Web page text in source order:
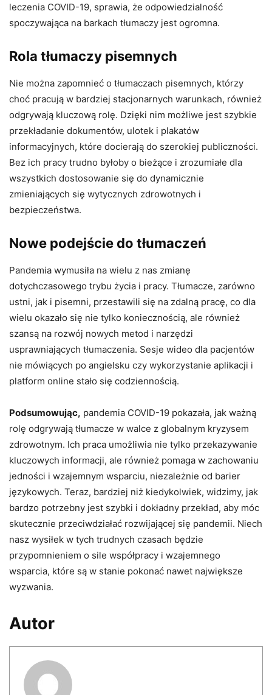
leczenia COVID-19, sprawia, że odpowiedzialność
spoczywająca na barkach tłumaczy jest ogromna.
Rola tłumaczy pisemnych
Nie można zapomnieć o tłumaczach pisemnych, którzy
choć pracują w bardziej stacjonarnych warunkach, również
odgrywają kluczową rolę. Dzięki nim możliwe jest szybkie
przekładanie dokumentów, ulotek i plakatów
informacyjnych, które docierają do szerokiej publiczności.
Bez ich pracy trudno byłoby o bieżące i zrozumiałe dla
wszystkich dostosowanie się do dynamicznie
zmieniających się wytycznych zdrowotnych i
bezpieczeństwa.
Nowe podejście do tłumaczeń
Pandemia wymusiła na wielu z nas zmianę
dotychczasowego trybu życia i pracy. Tłumacze, zarówno
ustni, jak i pisemni, przestawili się na zdalną pracę, co dla
wielu okazało się nie tylko koniecznością, ale również
szansą na rozwój nowych metod i narzędzi
usprawniających tłumaczenia. Sesje wideo dla pacjentów
nie mówiących po angielsku czy wykorzystanie aplikacji i
platform online stało się codziennością.
Podsumowując, pandemia COVID-19 pokazała, jak ważną
rolę odgrywają tłumacze w walce z globalnym kryzysem
zdrowotnym. Ich praca umożliwia nie tylko przekazywanie
kluczowych informacji, ale również pomaga w zachowaniu
jedności i wzajemnym wsparciu, niezależnie od barier
językowych. Teraz, bardziej niż kiedykolwiek, widzimy, jak
bardzo potrzebny jest szybki i dokładny przekład, aby móc
skutecznie przeciwdziałać rozwijającej się pandemii. Niech
nasz wysiłek w tych trudnych czasach będzie
przypomnieniem o sile współpracy i wzajemnego
wsparcia, które są w stanie pokonać nawet największe
wyzwania.
Autor